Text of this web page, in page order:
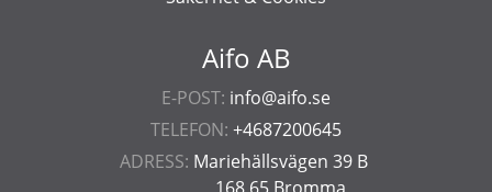
Aifo AB
E-POST: info@aifo.se
TELEFON: +4687200645
ADRESS: Mariehällsvägen 39 B